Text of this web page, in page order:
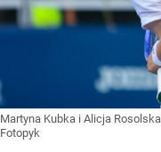
Martyna Kubka i Alicja Rosolska
Fotopyk